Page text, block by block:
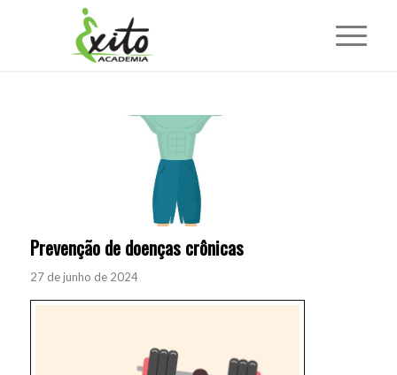
Prevenção de doenças crônicas
27 de junho de 2024